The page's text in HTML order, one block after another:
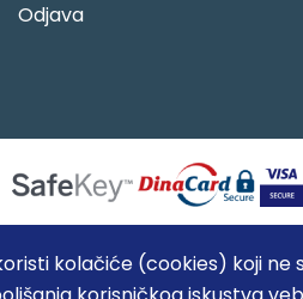
kolačiće (cookies) koji ne
Odjava